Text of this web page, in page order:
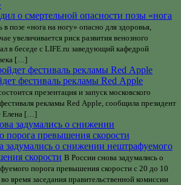
о смертельной опасности позы «нога
в позе «нога на ногу» опасно для здоровья,
увеличивается риск развития венозного
в беседе с LIFE.ru заведующий кафедрой
[…]
фестиваль рекламы Red Apple
презентация и запуск московского
рекламы Red Apple, сообщила президент
[…]
задумались о снижении нештрафуемого
скорости В России снова задумались о
порога превышения скорости с 20 до 10
время заседания правительственной комиссии